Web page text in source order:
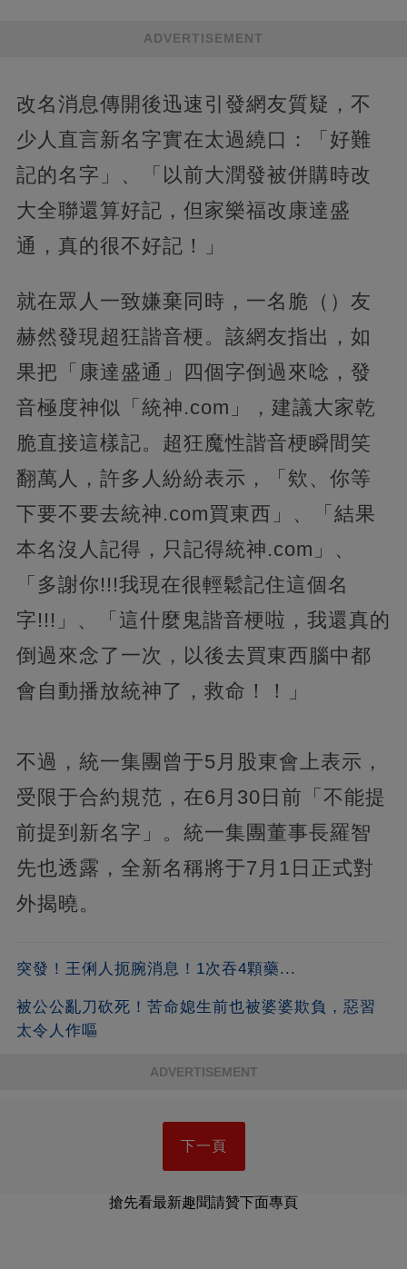
ADVERTISEMENT
改名消息傳開後迅速引發網友質疑，不
少人直言新名字實在太過繞口：「好難
記的名字」、「以前大潤發被併購時改
大全聯還算好記，但家樂福改康達盛
通，真的很不好記！」
就在眾人一致嫌棄同時，一名脆（）友
赫然發現超狂諧音梗。該網友指出，如
果把「康達盛通」四個字倒過來唸，發
音極度神似「統神.com」，建議大家乾
脆直接這樣記。超狂魔性諧音梗瞬間笑
翻萬人，許多人紛紛表示，「欸、你等
下要不要去統神.com買東西」、「結果
本名沒人記得，只記得統神.com」、
「多謝你!!!我現在很輕鬆記住這個名
字!!!」、「這什麼鬼諧音梗啦，我還真的
倒過來念了一次，以後去買東西腦中都
會自動播放統神了，救命！！」
不過，統一集團曾于5月股東會上表示，
受限于合約規范，在6月30日前「不能提
前提到新名字」。統一集團董事長羅智
先也透露，全新名稱將于7月1日正式對
外揭曉。
突發！王俐人扼腕消息！1次吞4顆藥...
被公公亂刀砍死！苦命媳生前也被婆婆欺負，惡習
太令人作嘔
ADVERTISEMENT
下一頁
搶先看最新趣聞請贊下面專頁